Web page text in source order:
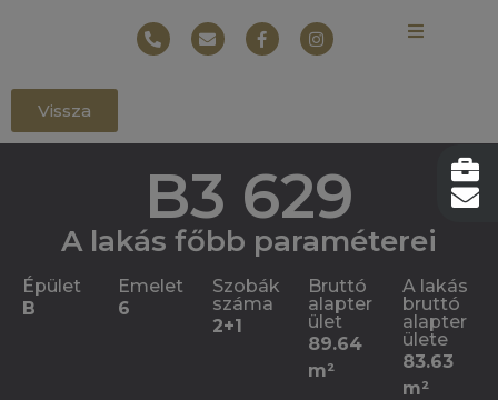
Vissza
B3 629
A lakás főbb paraméterei
Épület
B
Emelet
6
Szobák
száma
2+1
Bruttó
alapter
ület
89.64
m²
A lakás
bruttó
alapter
ülete
83.63
m²